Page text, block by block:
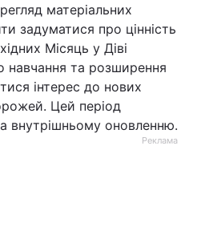
матеріальних
задуматися про цінність
Місяць у Діві
навчання та розширення
інтерес до нових
Цей період
внутрішньому оновленню.
Реклама